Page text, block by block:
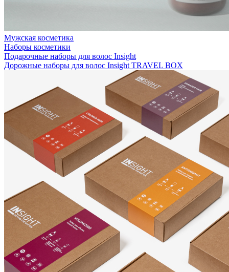
Мужская косметика
Наборы косметики
Подарочные наборы для волос Insight
Дорожные наборы для волос Insight TRAVEL BOX